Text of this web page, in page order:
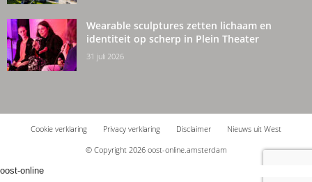
Wearable sculptures zetten lichaam en
identiteit op scherp in Plein Theater
31 juli 2026
Cookie verklaring Privacy verklaring Disclaimer
Nieuws uit West
© Copyright 2026 oost-online.amsterdam
oost-online